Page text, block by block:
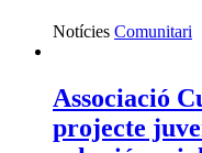
Notícies Comunitari
Associació
projecte